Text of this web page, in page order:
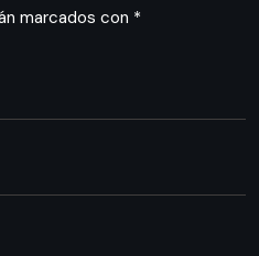
marcados con *